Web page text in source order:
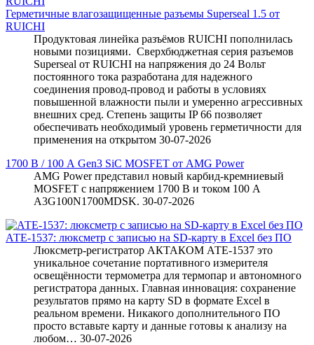
Герметичные влагозащищенные разъемы Superseal 1.5 от
RUICHI
Продуктовая линейка разъёмов RUICHI пополнилась
новыми позициями. Сверхбюджетная серия разъемов
Superseal от RUICHI на напряжения до 24 Вольт
постоянного тока разработана для надежного
соединения провод-провод и работы в условиях
повышенной влажности пыли и умеренно агрессивных
внешних сред. Степень защиты IP 66 позволяет
обеспечивать необходимый уровень герметичности для
применения на открытом 30-07-2026
1700 В / 100 А Gen3 SiC MOSFET от AMG Power
AMG Power представил новый карбид-кремниевый
MOSFET с напряжением 1700 В и током 100 А
A3G100N1700MDSK. 30-07-2026
АТЕ-1537: люксметр с записью на SD-карту в Excel без ПО
Люксметр-регистратор АКТАКОМ АТЕ-1537 это
уникальное сочетание портативного измерителя
освещённости термометра для термопар и автономного
регистратора данных. Главная инновация: сохранение
результатов прямо на карту SD в формате Excel в
реальном времени. Никакого дополнительного ПО
просто вставьте карту и данные готовы к анализу на
любом… 30-07-2026